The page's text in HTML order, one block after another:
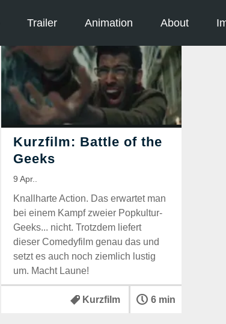
Trailer Animation About
Knallharte Action. Das erwartet man
bei einem Kampf zweier Popkultur-
Geeks... nicht. Trotzdem liefert
dieser Comedyfilm genau das und
setzt es auch noch ziemlich lustig
um. Macht Laune!
Kurzfilm 6 min